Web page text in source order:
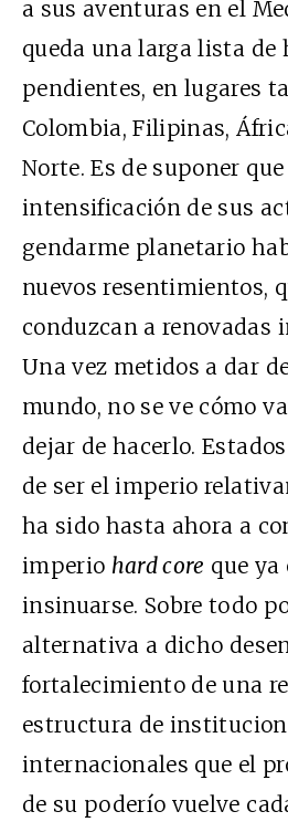
a sus aventuras en el
queda una larga lista de
pendientes, en lugares
Colombia, Filipinas,
Norte. Es de suponer
intensificación de sus
gendarme planetario
nuevos resentimientos,
conduzcan a renovadas
Una vez metidos a dar
mundo, no se ve cómo
dejar de hacerlo.
de ser el imperio
ha sido hasta ahora a
imperio hard core que ya
insinuarse. Sobre todo
alternativa a dicho
fortalecimiento de una
estructura de
internacionales que el
de su poderío vuelve